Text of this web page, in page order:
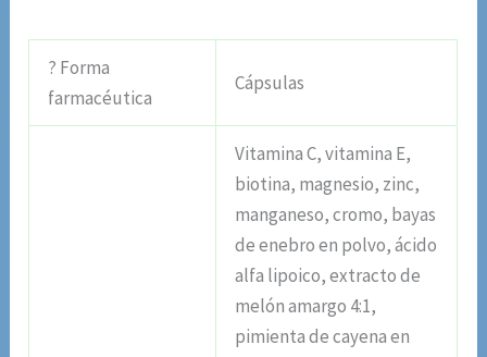
? Forma
farmacéutica
Cápsulas
Vitamina C, vitamina E,
biotina, magnesio, zinc,
manganeso, cromo, bayas
de enebro en polvo, ácido
alfa lipoico, extracto de
melón amargo 4:1,
pimienta de cayena en